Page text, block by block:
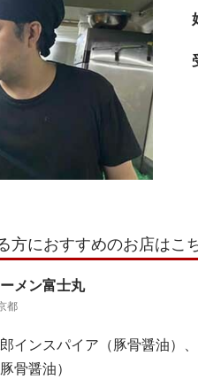
方におすすめのお店はこ
メン富士丸
都
インスパイア（豚骨醤油）
豚骨醤油）